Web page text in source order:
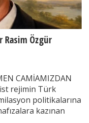
Rasim Özgür
CAMİAMIZDAN
rejimin Türk
politikalarına
kazınan